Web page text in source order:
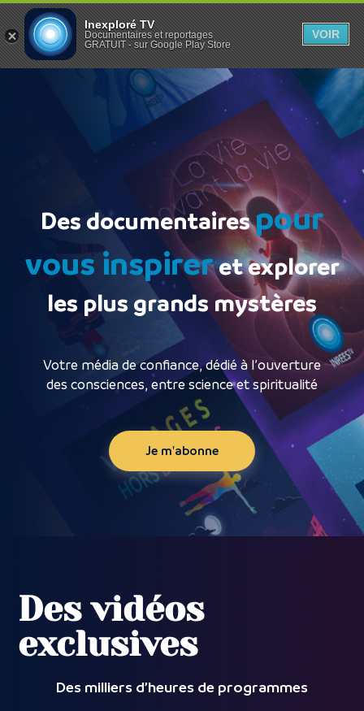
Des documentairespour
vous inspireret explorer
les plus grands mystères
Votre média de confiance, dédié à l’ouverture
des consciences, entre science et spiritualité
Je m'abonne
Des vidéos
exclusives
Des milliers d’heures de programmes
Inexploré TV
Documentaires et reportages
GRATUIT - sur Google Play Store
VOIR